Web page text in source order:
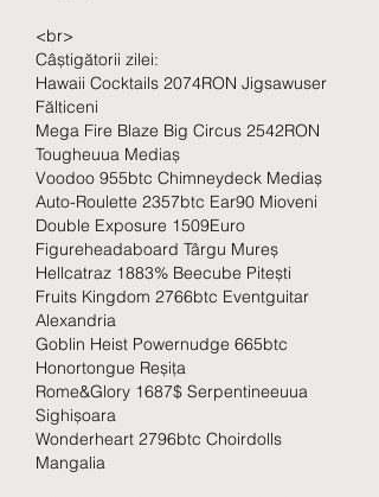
<br>
Câștigătorii zilei:
Hawaii Cocktails 2074RON Jigsawuser
Fălticeni
Mega Fire Blaze Big Circus 2542RON
Tougheuua Mediaș
Voodoo 955btc Chimneydeck Mediaș
Auto-Roulette 2357btc Ear90 Mioveni
Double Exposure 1509Euro
Figureheadaboard Târgu Mureș
Hellcatraz 1883% Beecube Pitești
Fruits Kingdom 2766btc Eventguitar
Alexandria
Goblin Heist Powernudge 665btc
Honortongue Reșița
Rome&Glory 1687$ Serpentineeuua
Sighișoara
Wonderheart 2796btc Choirdolls
Mangalia